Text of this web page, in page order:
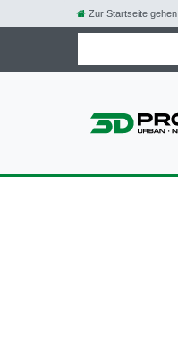
Zur Startseite gehen